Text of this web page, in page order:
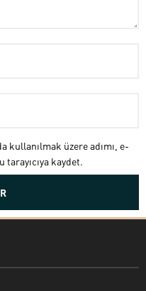
kullanılmak üzere adımı, e-
kaydet.